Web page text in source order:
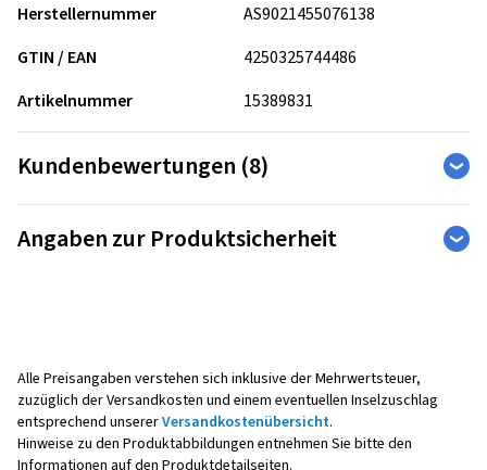
Herstellernummer
AS9021455076138
GTIN / EAN
4250325744486
Artikelnummer
15389831
Kundenbewertungen (8)
4,75
von insgesamt 8 Bewertungen
5 Sterne
4 Sterne (2)
3 Sterne
Angaben zur Produktsicherheit
67105 Schifferstadt
Deutschland
Kontakt für Produktsicherheit (kein
Alle Preisangaben verstehen sich inklusive der Mehrwertsteuer,
zuzüglich der Versandkosten und einem eventuellen Inselzuschlag
entsprechend unsererVersandkostenübersicht.
Hinweise zu den Produktabbildungen entnehmen Sie bitte den
Informationen auf den Produktdetailseiten.